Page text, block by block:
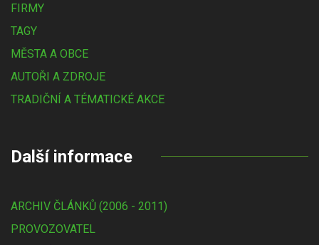
FIRMY
TAGY
MĚSTA A OBCE
AUTOŘI A ZDROJE
TRADIČNÍ A TÉMATICKÉ AKCE
Další informace
ARCHIV ČLÁNKŮ (2006 - 2011)
PROVOZOVATEL